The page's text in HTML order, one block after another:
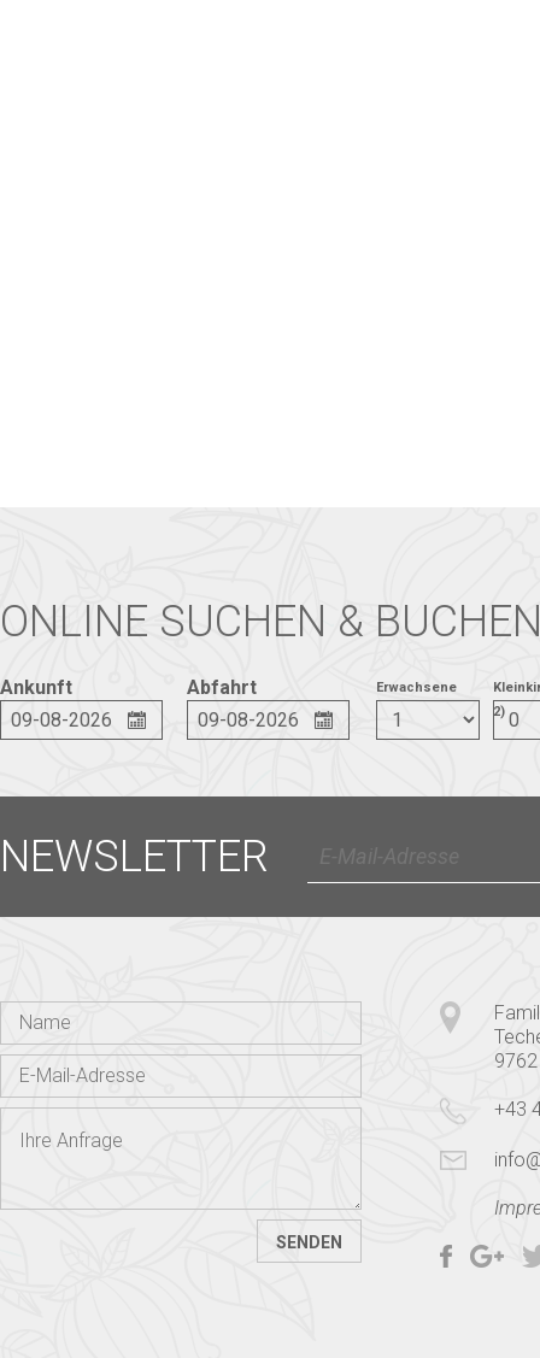
ONLINE SUCHEN &
Ankunft Abfahrt Erwachsene
2)
NEWSLETTER
+43